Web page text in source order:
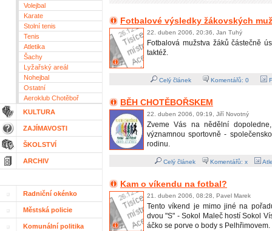
Volejbal
Karate
Stolní tenis
Tenis
Atletika
Šachy
Lyžařský areál
Nohejbal
Ostatní
Aeroklub Chotěboř
KULTURA
ZAJÍMAVOSTI
ŠKOLSTVÍ
ARCHIV
Radniční okénko
Městská policie
Komunální politika
Fotbalové výsledky žákovských
22. duben 2006, 20:36, Jan Tuhý
Fotbalová mužstva žáků částečně
taktéž.
Celý článek Komentářů: 0
BĚH CHOTĚBOŘSKEM
22. duben 2006, 09:19, Jiří Novotný
Zveme Vás na nědělní
významnou sportovně -
rodinu.
Celý článek Komentářů: x
Kam o víkendu na fotbal?
21. duben 2006, 08:28, Pavel Marek
Tento víkend je mimo jiné na
dvou "S" - Sokol Maleč hostí Sokol
áčko se porve o body s Pelhřimovem.